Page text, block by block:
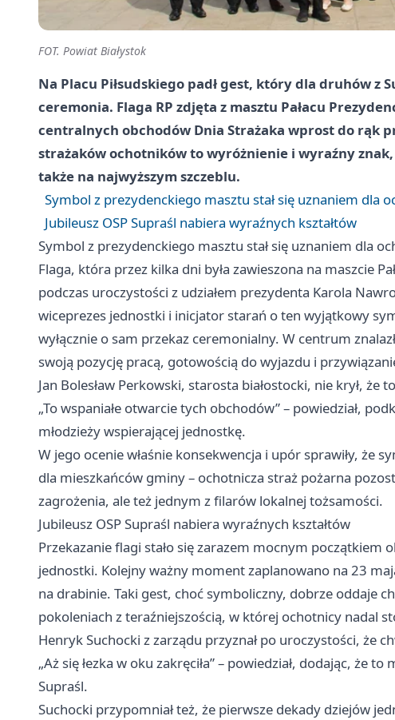
FOT. Powiat Białystok
Na Placu Piłsudskiego padł gest, który dla druhów z
ceremonia. Flaga RP zdjęta z masztu Pałacu
centralnych obchodów Dnia Strażaka wprost do rąk
strażaków ochotników to wyróżnienie i wyraźny znak,
także na najwyższym szczeblu.
Symbol z prezydenckiego masztu stał się uznaniem dla
Jubileusz OSP Supraśl nabiera wyraźnych kształtów
Symbol z prezydenckiego masztu stał się uznaniem dla
Flaga, która przez kilka dni była zawieszona na maszcie
podczas uroczystości z udziałem prezydenta Karola
wiceprezes jednostki i inicjator starań o ten wyjątkowy
wyłącznie o sam przekaz ceremonialny. W centrum
swoją pozycję pracą, gotowością do wyjazdu i
Jan Bolesław Perkowski, starosta białostocki, nie krył, że
„To wspaniałe otwarcie tych obchodów” – powiedział,
młodzieży wspierającej jednostkę.
W jego ocenie właśnie konsekwencja i upór sprawiły, że
dla mieszkańców gminy – ochotnicza straż pożarna
zagrożenia, ale też jednym z filarów lokalnej tożsamości.
Jubileusz OSP Supraśl nabiera wyraźnych kształtów
Przekazanie flagi stało się zarazem mocnym początkiem
jednostki. Kolejny ważny moment zaplanowano na 23
na drabinie. Taki gest, choć symboliczny, dobrze oddaje
pokoleniach z teraźniejszością, w której ochotnicy nadal
Henryk Suchocki z zarządu przyznał po uroczystości, że
„Aż się łezka w oku zakręciła” – powiedział, dodając, że
Supraśl.
Suchocki przypomniał też, że pierwsze dekady dziejów